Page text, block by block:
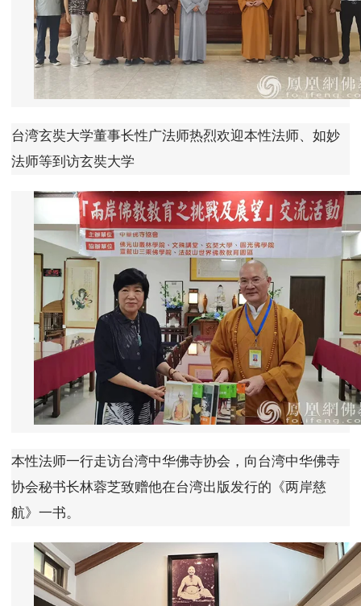
台湾玄奘大学董事长性广法师热烈欢迎本性法师、如妙
法师等到访玄奘大学
本性法师一行走访台湾中华佛寺协会，向台湾中华佛寺
协会秘书长林蓉芝致赠他在台湾出版发行的《两岸慈
航》一书。